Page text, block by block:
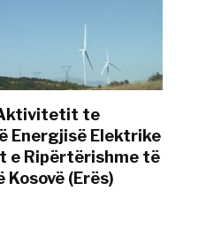
te
Energjisë Elektrike
e Ripërtërishme të
Kosovë (Erës)